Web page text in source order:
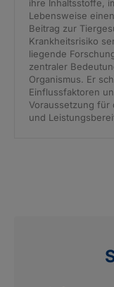
ihre Inhaltsstoffe,
Lebensweise
Beitrag zur
Krankheitsrisiko
liegende
zentraler
Organismus. Er
Einflussfaktoren
Voraussetzung für
und